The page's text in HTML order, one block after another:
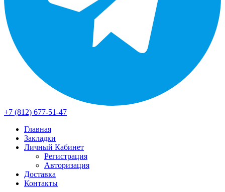
+7 (812) 677-51-47
Главная
Закладки
Личный Кабинет
Регистрация
Авторизация
Доставка
Контакты